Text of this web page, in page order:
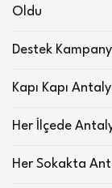
Oldu
Destek
Kapı Kapı
Her İlçede
Her Sokakta